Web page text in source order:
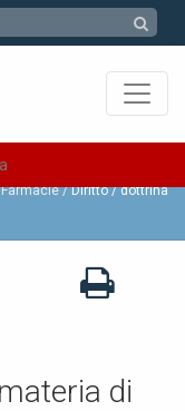
Farmacie Diritto / dottrina
di